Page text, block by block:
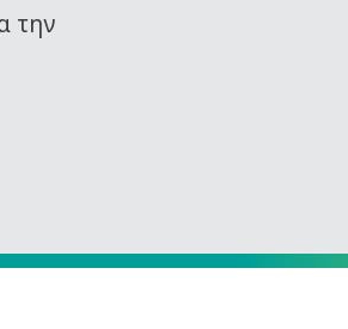
την